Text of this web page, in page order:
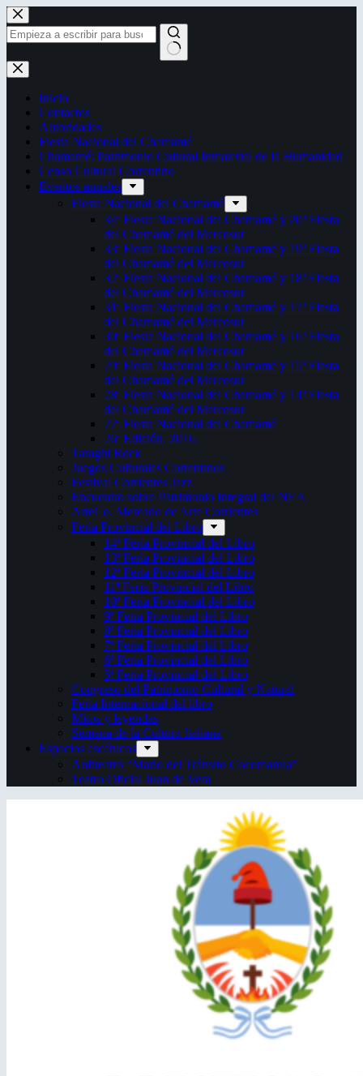
Saltar
al
contenido
Sin
resultados
Inicio
Contactos
Autoridades
Fiesta Nacional del Chamamé
Chamamé: Patrimonio Cultural Inmaterial de la Humanidad
Censo Cultural Correntino
Eventos anuales
Fiesta Nacional del Chamamé
34ª Fiesta Nacional del Chamamé y 20ª Fiesta
del Chamamé del Mercosur
33ª Fiesta Nacional del Chamamé y 19ª Fiesta
del Chamamé del Mercosur
32ª Fiesta Nacional del Chamamé y 18ª Fiesta
del Chamamé del Mercosur
31ª Fiesta Nacional del Chamamé y 17ª Fiesta
del Chamamé del Mercosur
30ª Fiesta Nacional del Chamamé y 16ª Fiesta
del Chamamé del Mercosur
29ª Fiesta Nacional del Chamamé y 15ª Fiesta
del Chamamé del Mercosur
28ª Fiesta Nacional del Chamamé y 14ª Fiesta
del Chamamé del Mercosur
27ª Fiesta Nacional del Chamamé
26ª Edición. 2016.
Taragüi Rock
Juegos Culturales Correntinos
Festival Corrientes Jazz
Encuentro sobre Patrimonio Integral del NEA
ArteCo. Mercado de Arte Corrientes
Feria Provincial del Libro
14ª Feria Provincial del Libro
13ª Feria Provincial del Libro
12ª Feria Provincial del Libro
11ª Feria Provincial del Libro
10ª Feria Provincial del Libro
9ª Feria Provincial del Libro
8ª Feria Provincial del Libro
7ª Feria Provincial del Libro
6ª Feria Provincial del Libro
5ª Feria Provincial del Libro
Congreso del Patrimonio Cultural y Natural
Feria Internacional del libro
Mitos y leyendas
Semana de la Cultura Italiana
Espacios escénicos
Anfiteatro “Mario del Tránsito Cocomarola”
Teatro Oficial Juan de Vera